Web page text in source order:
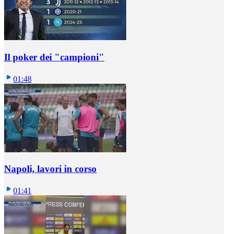
Il poker dei "campioni"
01:48
Napoli, lavori in corso
01:41